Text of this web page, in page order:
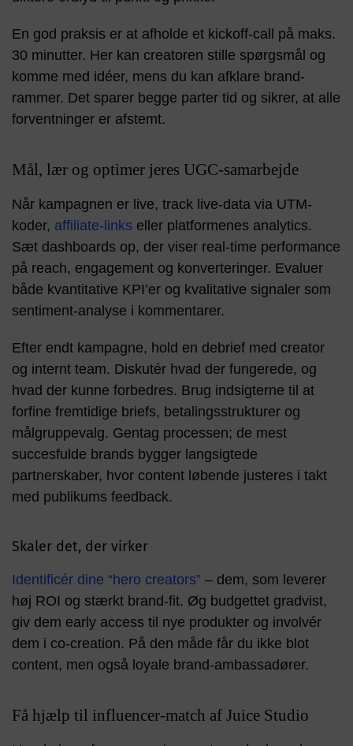
En god praksis er at afholde et kickoff-call på maks.
30 minutter. Her kan creatoren stille spørgsmål og
komme med idéer, mens du kan afklare brand-
rammer. Det sparer begge parter tid og sikrer, at alle
forventninger er afstemt.
Mål, lær og optimer jeres UGC-samarbejde
Når kampagnen er live, track live-data via UTM-
koder, affiliate-links eller platformenes analytics.
Sæt dashboards op, der viser real-time performance
på reach, engagement og konverteringer. Evaluer
både kvantitative KPI’er og kvalitative signaler som
sentiment-analyse i kommentarer.
Efter endt kampagne, hold en debrief med creator
og internt team. Diskutér hvad der fungerede, og
hvad der kunne forbedres. Brug indsigterne til at
forfine fremtidige briefs, betalingsstrukturer og
målgruppevalg. Gentag processen; de mest
succesfulde brands bygger langsigtede
partnerskaber, hvor content løbende justeres i takt
med publikums feedback.
Skaler det, der virker
Identificér dine “hero creators” – dem, som leverer
høj ROI og stærkt brand-fit. Øg budgettet gradvist,
giv dem early access til nye produkter og involvér
dem i co-creation. På den måde får du ikke blot
content, men også loyale brand-ambassadører.
Få hjælp til influencer-match af Juice Studio